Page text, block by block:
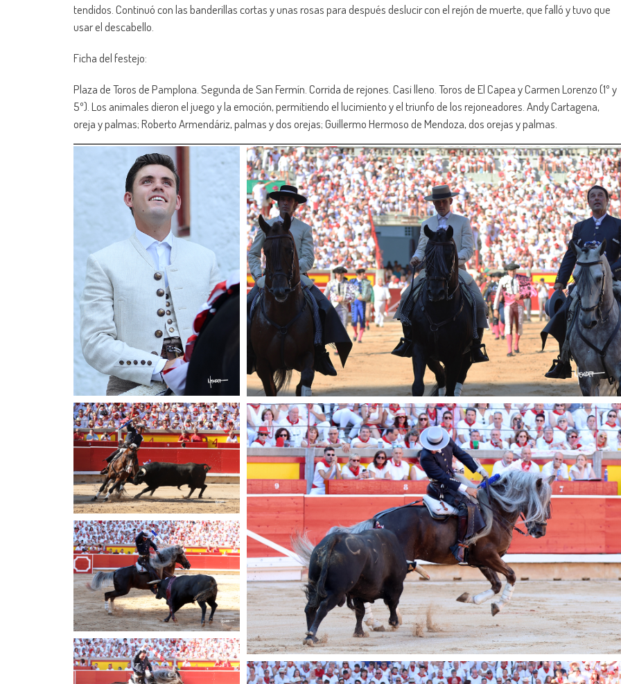
tendidos. Continuó con las banderillas cortas y unas rosas para después deslucir con el rejón de muerte, que falló y tuvo que
usar el descabello.
Ficha del festejo:
Plaza de Toros de Pamplona. Segunda de San Fermín. Corrida de rejones. Casi lleno. Toros de El Capea y Carmen Lorenzo (1º y
5º). Los animales dieron el juego y la emoción, permitiendo el lucimiento y el triunfo de los rejoneadores. Andy Cartagena,
oreja y palmas; Roberto Armendáriz, palmas y dos orejas; Guillermo Hermoso de Mendoza, dos orejas y palmas.